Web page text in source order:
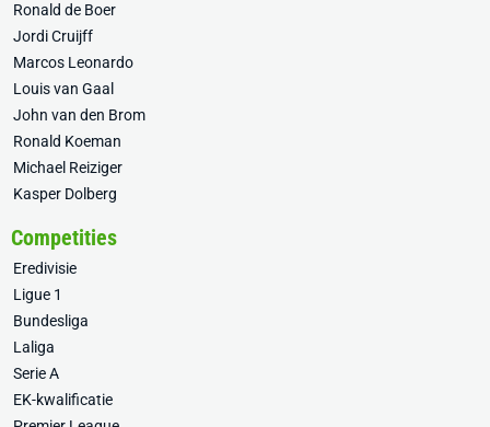
Ronald de Boer
Jordi Cruijff
Marcos Leonardo
Louis van Gaal
John van den Brom
Ronald Koeman
Michael Reiziger
Kasper Dolberg
Competities
Eredivisie
Ligue 1
Bundesliga
Laliga
Serie A
EK-kwalificatie